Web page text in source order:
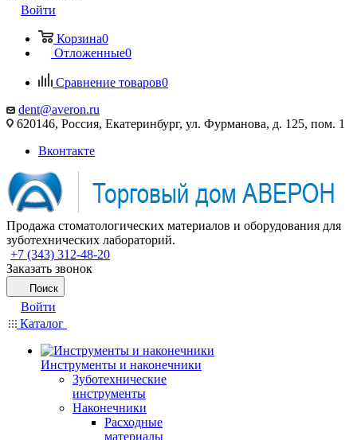
Войти
Корзина0
Отложенные0
Сравнение товаров0
dent@averon.ru
620146, Россия, Екатеринбург, ул. Фурманова, д. 125, пом. 1
Вконтакте
Продажа стоматологических материалов и оборудования для
зуботехнических лабораторий.
+7 (343) 312-48-20
Заказать звонок
Поиск
Войти
Каталог
Инструменты и наконечники
Зуботехнические
инструменты
Наконечники
Расходные
материалы